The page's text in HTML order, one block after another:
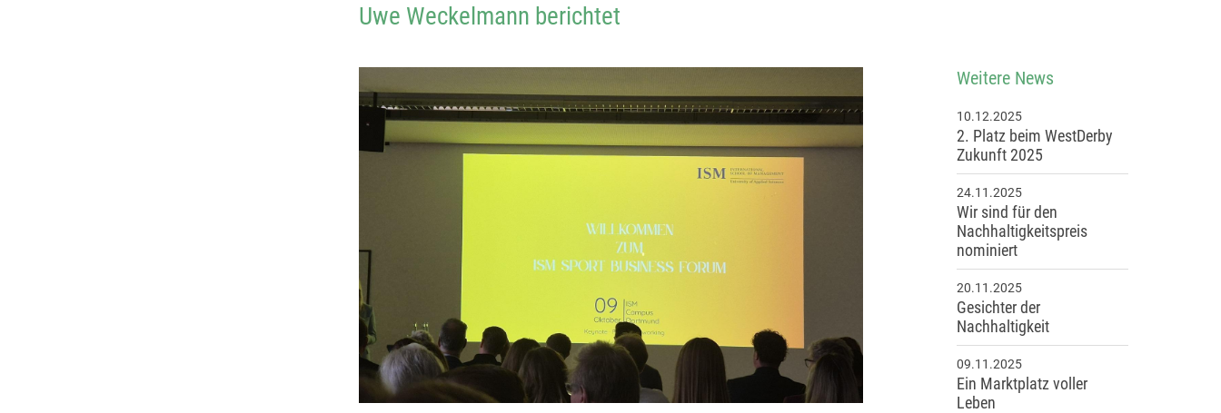
Uwe Weckelmann berichtet
Weitere News
10.12.2025
2. Platz beim WestDerby
Zukunft 2025
24.11.2025
Wir sind für den
Nachhaltigkeitspreis
nominiert
20.11.2025
Gesichter der
Nachhaltigkeit
09.11.2025
Ein Marktplatz voller
Leben